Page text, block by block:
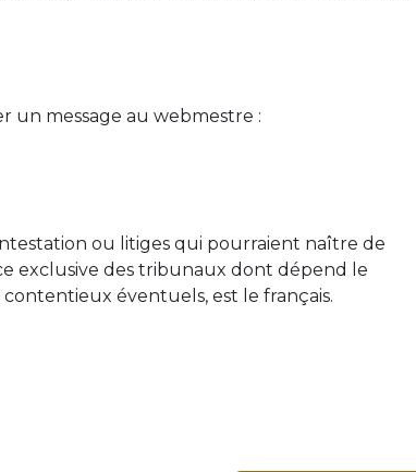
un message au webmestre :
ou litiges qui pourraient naître de
exclusive des tribunaux dont dépend le
éventuels, est le français.